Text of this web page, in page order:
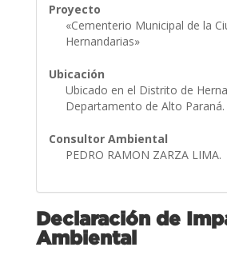
Proyecto
«Cementerio Municipal de la
Hernandarias»
Ubicación
Ubicado en el Distrito de
Departamento de Alto Paraná.
Consultor Ambiental
PEDRO RAMON ZARZA LIMA.
Declaración de
Ambiental